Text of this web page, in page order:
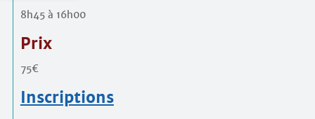
8h45 à 16h00
Prix
75€
Inscriptions